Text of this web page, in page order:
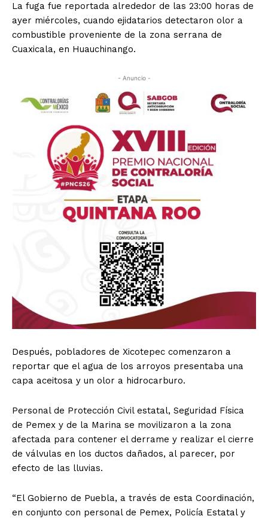
La fuga fue reportada alrededor de las 23:00 horas de
ayer miércoles, cuando ejidatarios detectaron olor a
combustible proveniente de la zona serrana de
Cuaxicala, en Huauchinango.
- Anuncio -
Después, pobladores de Xicotepec comenzaron a
reportar que el agua de los arroyos presentaba una
capa aceitosa y un olor a hidrocarburo.
Personal de Protección Civil estatal, Seguridad Física
de Pemex y de la Marina se movilizaron a la zona
afectada para contener el derrame y realizar el cierre
de válvulas en los ductos dañados, al parecer, por
efecto de las lluvias.
“El Gobierno de Puebla, a través de esta Coordinación,
en conjunto con personal de Pemex, Policía Estatal y